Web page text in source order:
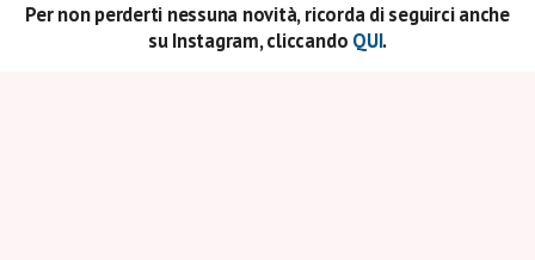
Per non perderti nessuna novità, ricorda di seguirci anche
su Instagram, cliccando QUI.